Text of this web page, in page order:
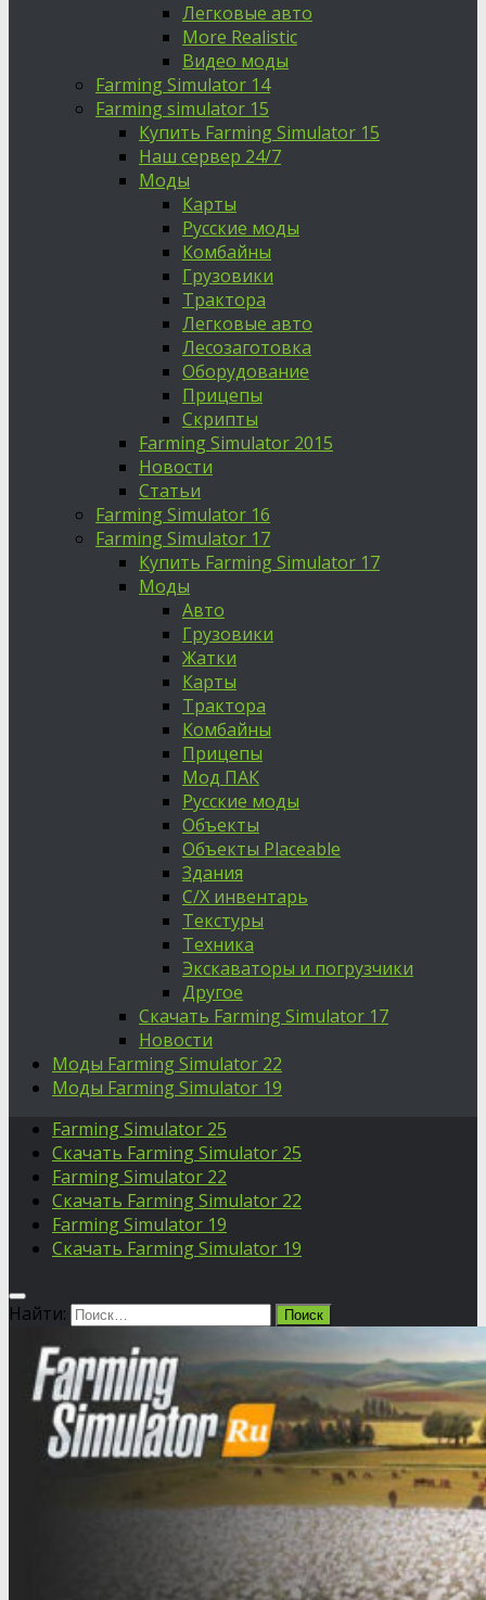
Легковые авто
More Realistic
Видео моды
Farming Simulator 14
Farming simulator 15
Купить Farming Simulator 15
Наш сервер 24/7
Моды
Карты
Русские моды
Комбайны
Грузовики
Трактора
Легковые авто
Лесозаготовка
Оборудование
Прицепы
Скрипты
Farming Simulator 2015
Новости
Статьи
Farming Simulator 16
Farming Simulator 17
Купить Farming Simulator 17
Моды
Авто
Грузовики
Жатки
Карты
Трактора
Комбайны
Прицепы
Мод ПАК
Русские моды
Объекты
Объекты Placeable
Здания
С/Х инвентарь
Текстуры
Техника
Экскаваторы и погрузчики
Другое
Скачать Farming Simulator 17
Новости
Моды Farming Simulator 22
Моды Farming Simulator 19
Farming Simulator 25
Скачать Farming Simulator 25
Farming Simulator 22
Скачать Farming Simulator 22
Farming Simulator 19
Скачать Farming Simulator 19
Найти: